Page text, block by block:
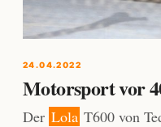
24.04.2022
Motorsport vor
Der Lola T600 von